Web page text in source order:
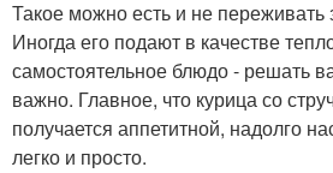
Такое можно есть и не переживать
Иногда его подают в качестве
самостоятельное блюдо - решать
важно. Главное, что курица со
получается аппетитной, надолго
легко и просто.